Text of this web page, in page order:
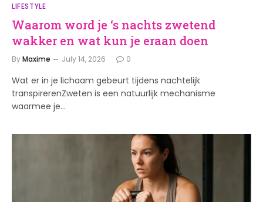
LIFESTYLE
Waarom word je ‘s nachts zwetend
wakker en wat kun je eraan doen
ByMaxime July 14, 2026 0
Wat er in je lichaam gebeurt tijdens nachtelijk
transpirerenZweten is een natuurlijk mechanisme
waarmee je…